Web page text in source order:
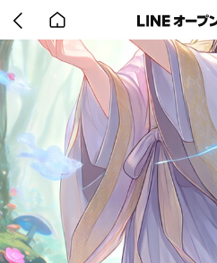
back
to
home